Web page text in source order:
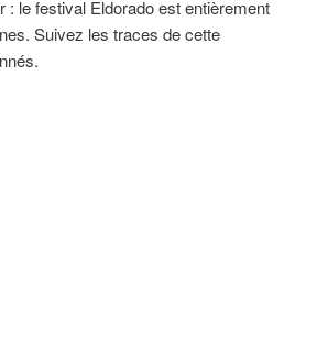
: le festival Eldorado est entièrement
Suivez les traces de cette